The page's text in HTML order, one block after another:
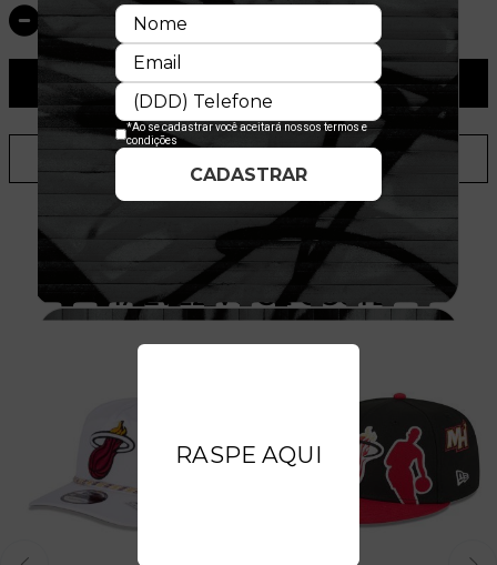
ADICIONAR AO CARRINHO
ADICIONAR A LISTA DE DESEJOS
TALVEZ VOCÊ GOSTE